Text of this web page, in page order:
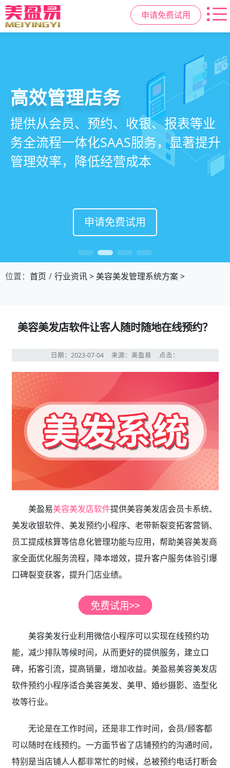
申请免费试用
美容美发管理系统
店务+拓客+020一体化，一站式解决
美发门店经营管理需求
申请免费试用
高效管理店务
提供从会员、预约、收银、报表等业
务全流程一体化SAAS服务，显著提升
管理效率，降低经营成本
申请免费试用
社交裂变拓客
基于拼团、砍价、分销、异业合作等
网红社交营销玩法，海量爆款方案一
键套用，快速引爆门店客流
申请免费试用
小程序商城
小程序链接商家、手艺人、客户，打
通线上线下，让口碑传播有抓手，赋
能社交裂变，盘活私域流量
申请免费试用
位置： 首页 行业资讯>美容美发管理系统方案>
美容美发店软件让客人随时随地在线预约？
日期：2023-07-04 来源：美盈易 点击：
美盈易美容美发店软件提供美容美发店会员卡系统、
美发收银软件、美发预约小程序、老带新裂变拓客营销、
员工提成核算等信息化管理功能与应用，帮助美容美发商
家全面优化服务流程，降本增效，提升客户服务体验引爆
口碑裂变获客，提升门店业绩。
美容美发行业利用微信小程序可以实现在线预约功
能，减少排队等候时间，从而更好的提供服务，建立口
碑，拓客引流，提高销量，增加收益。美盈易美容美发店
软件预约小程序适合美容美发、美甲、婚纱摄影、造型化
妆等行业。
无论是在工作时间，还是非工作时间，会员/顾客都
可以随时在线预约。一方面节省了店铺预约的沟通时间，
特别是当店铺人人都非常忙的时候，总被预约电话打断会